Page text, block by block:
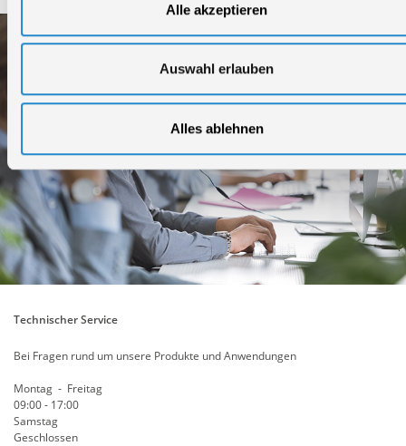
Alle akzeptieren
Auswahl erlauben
Alles ablehnen
Technischer Service
Bei Fragen rund um unsere Produkte und Anwendungen
Montag - Freitag
09:00 - 17:00
Samstag
Geschlossen